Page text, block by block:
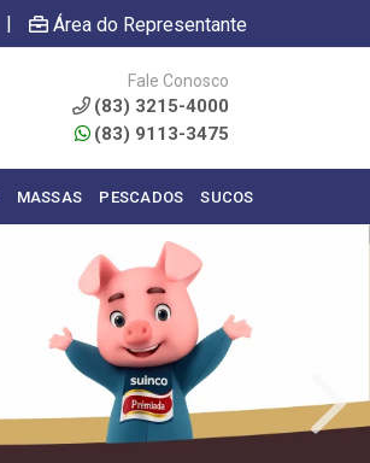
| Área do Representante
Fale Conosco
(83) 3215-4000
(83) 9113-3475
MASSAS PESCADOS SUCOS